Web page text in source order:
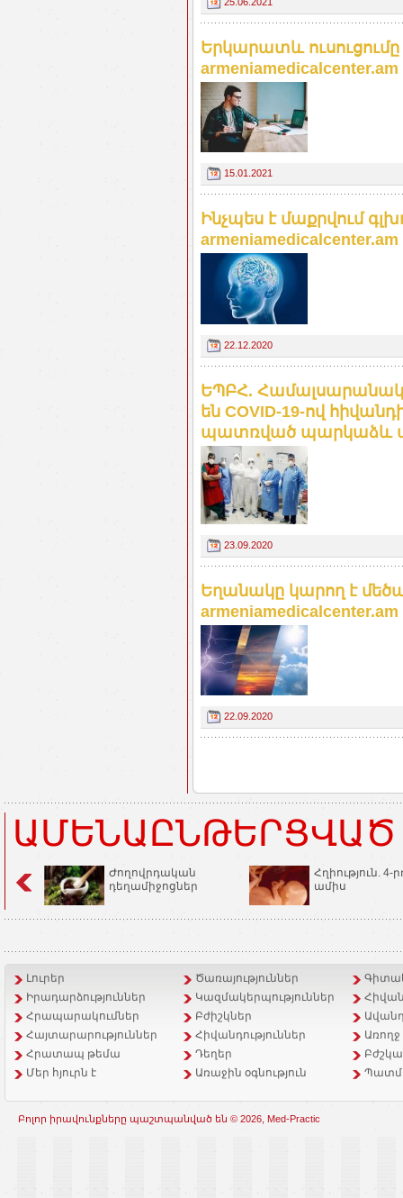
Երկարատև ուսուցումը
armeniamedicalcenter.am
15.01.2021
Ինչպես է մաքրվում
armeniamedicalcenter.am
22.12.2020
ԵՊԲՀ.
են COVID-19-ով
պատռված պարկաձև
23.09.2020
Եղանակը կարող է
armeniamedicalcenter.am
22.09.2020
Ժողովրդական
դեղամիջոցներ
Հղիություն. 4-
ամիս
Լուրեր Ծառայություններ
Իրադարձություններ
Կազմակերպություններ
Հրապարակումներ
Բժիշկներ
Հայտարարություններ
Հիվանդություններ
Հրատապ թեմա
Դեղեր
Մեր հյուրն է
Առաջին օգնություն
Բոլոր իրավունքները պաշտպանված են © 2026, Med-Practic